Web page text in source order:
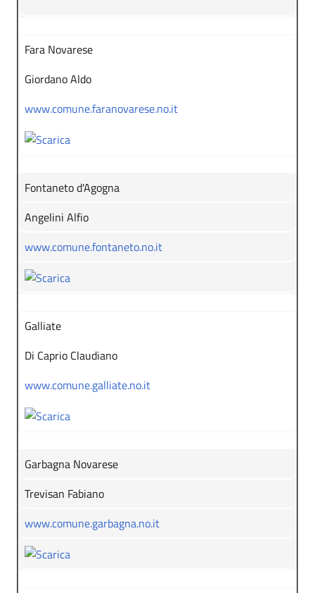
Fara Novarese
Giordano Aldo
www.comune.faranovarese.no.it
Fontaneto d'Agogna
Angelini Alfio
www.comune.fontaneto.no.it
Galliate
Di Caprio Claudiano
www.comune.galliate.no.it
Garbagna Novarese
Trevisan Fabiano
www.comune.garbagna.no.it